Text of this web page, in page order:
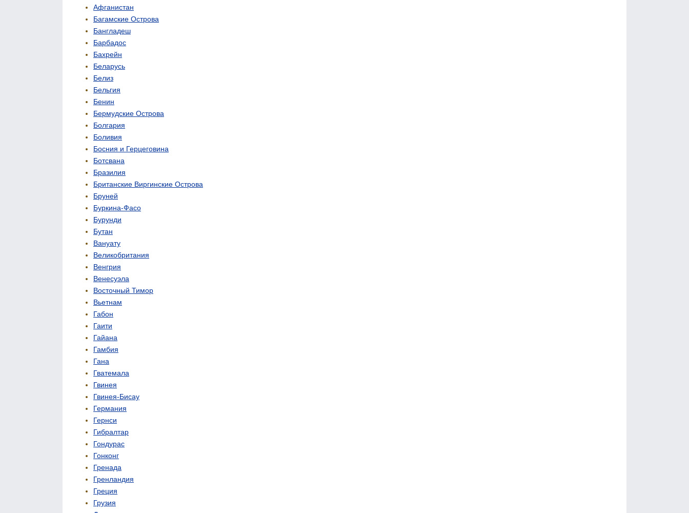
Афганистан
Багамские Острова
Бангладеш
Барбадос
Бахрейн
Беларусь
Белиз
Бельгия
Бенин
Бермудские Острова
Болгария
Боливия
Босния и Герцеговина
Ботсвана
Бразилия
Британские Виргинские Острова
Бруней
Буркина-Фасо
Бурунди
Бутан
Вануату
Великобритания
Венгрия
Венесуэла
Восточный Тимор
Вьетнам
Габон
Гаити
Гайана
Гамбия
Гана
Гватемала
Гвинея
Гвинея-Бисау
Германия
Гернси
Гибралтар
Гондурас
Гонконг
Гренада
Гренландия
Греция
Грузия